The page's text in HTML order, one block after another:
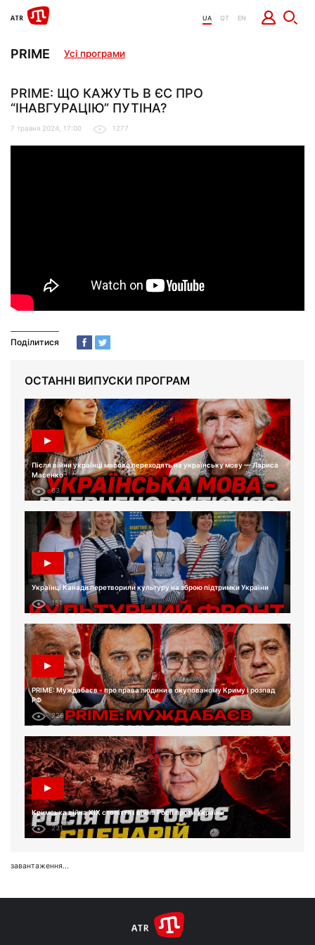
UA QT EN
PRIME Усі програми
PRIME: ЩО КАЖУТЬ В ЄС ПРО
“ІНАВГУРАЦІЮ” ПУТІНА?
7 травня 2024, 17:00 1277
Поділитися
ОСТАННІ ВИПУСКИ ПРОГРАМ
Після війни українці масово переходять на українську мову — Лариса
Масенко
63
Українці Канади перетворили культуру на зброю підтримки України
151
PRIME: Муждабаєв - про права людини в окупованому Криму і розпад
РФ
226
Кримська війна XIX століття і війна Росії проти України
231
завантаження...